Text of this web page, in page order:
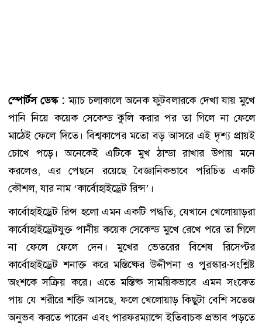
স্পোর্টস ডেস্ক :ম্যাচ চলাকালে অনেক ফুটবলারকে দেখা যায় মুখে
পানি নিয়ে কয়েক সেকেন্ড কুলি করার পর তা গিলে না ফেলে
মাঠেই ফেলে দিতে। বিশ্বকাপের মতো বড় আসরে এই দৃশ্য প্রায়ই
চোখে পড়ে। অনেকেই এটিকে মুখ ঠান্ডা রাখার উপায় মনে
করলেও, এর পেছনে রয়েছে বৈজ্ঞানিকভাবে পরিচিত একটি
কৌশল, যার নাম ‘কার্বোহাইড্রেট রিন্স’।
কার্বোহাইড্রেট রিন্স হলো এমন একটি পদ্ধতি, যেখানে খেলোয়াড়রা
কার্বোহাইড্রেটযুক্ত পানীয় কয়েক সেকেন্ড মুখে রেখে পরে তা গিলে
না ফেলে ফেলে দেন। মুখের ভেতরের বিশেষ রিসেপ্টর
কার্বোহাইড্রেট শনাক্ত করে মস্তিষ্কের উদ্দীপনা ও পুরস্কার-সংশ্লিষ্ট
অংশকে সক্রিয় করে। এতে মস্তিষ্ক সাময়িকভাবে এমন সংকেত
পায় যে শরীরে শক্তি আসছে, ফলে খেলোয়াড় কিছুটা বেশি সতেজ
অনুভব করতে পারেন এবং পারফরম্যান্সে ইতিবাচক প্রভাব পড়তে